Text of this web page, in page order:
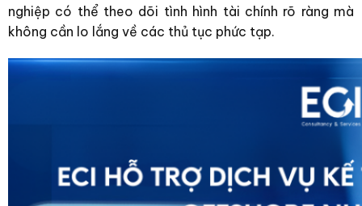
nghiệp có thể theo dõi tình hình tài chính rõ ràng mà
không cần lo lắng về các thủ tục phức tạp.